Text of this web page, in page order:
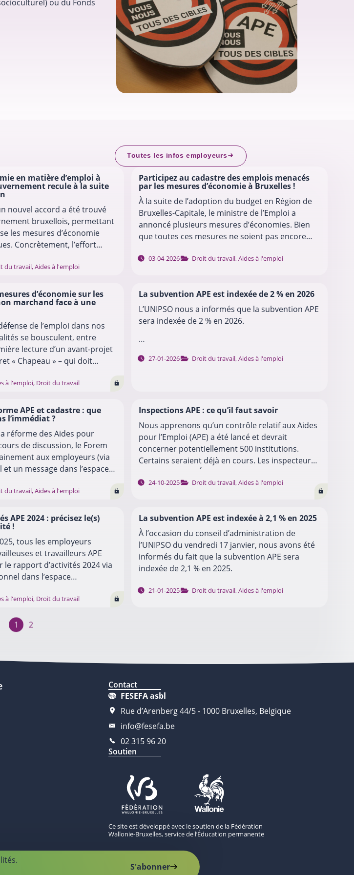
ou du Fonds
Toutes les infos employeurs
en matière d’emploi à
recule à la suite
nouvel accord a été trouvé
bruxellois, permettant
les mesures d’économie
Concrètement, l’effort
du travail,Aides à l'emploi
Participez au cadastre des emplois menacés
par les mesures d’économie à Bruxelles !
À la suite de l’adoption du budget en Région de
Bruxelles-Capitale, le ministre de l’Emploi a
annoncé plusieurs mesures d’économies. Bien
que toutes ces mesures ne soient pas encore
03-04-2026 Droit du travail,Aides à l'emploi
d’économie sur les
marchand face à une
de l’emploi dans nos
se bousculent, entre
lecture d’un avant-projet
« Chapeau » – qui doit
à l'emploi, Droit du travail
La subvention APE est indexée de 2 % en 2026
L’UNIPSO nous a informés que la subvention APE
sera indexée de 2 % en 2026.
…
27-01-2026 Droit du travail,Aides à l'emploi
APE et cadastre : que
l’immédiat ?
réforme des Aides pour
de discussion, le Forem
aux employeurs (via
un message dans l’espace
du travail,Aides à l'emploi
Inspections APE : ce qu’il faut savoir
Nous apprenons qu’un contrôle relatif aux Aides
pour l’Emploi (APE) a été lancé et devrait
concerner potentiellement 500 institutions.
Certains seraient déjà en cours. Les inspecteurs
du SPW Emploi, Économie, Recherche (SPWEER)
se déplacent dans…
… 24-10-2025 Droit du travail,Aides à l'emploi
APE 2024 : précisez le(s)
!
tous les employeurs
et travailleurs APE
rapport d’activités 2024 via
dans l’espace
à l'emploi, Droit du travail
La subvention APE est indexée à 2,1 % en 2025
À l’occasion du conseil d’administration de
l’UNIPSO du vendredi 17 janvier, nous avons été
informés du fait que la subvention APE sera
indexée de 2,1 % en 2025.
… 21-01-2025 Droit du travail,Aides à l'emploi
1 2
Contact
FESEFA asbl
Rue d’Arenberg 44/5 - 1000 Bruxelles, Belgique
info@fesefa.be
02 315 96 20
Soutien
Ce site est développé avec le soutien de la Fédération
Wallonie-Bruxelles, service de l’Éducation permanente
S'abonner